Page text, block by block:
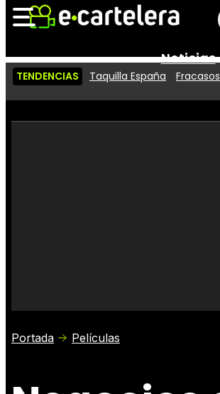
Noticias
Vídeos
TENDENCIAS Taquilla España
Portada Películas